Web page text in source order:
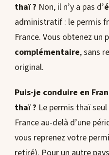
thaï ? Non, il n’y a pas d’
administratif : le permis
France. Vous obtenez un
complémentaire, sans
original.
Puis-je conduire en
thaï ? Le permis thaï seul
France au-delà d’une
vous reprenez votre